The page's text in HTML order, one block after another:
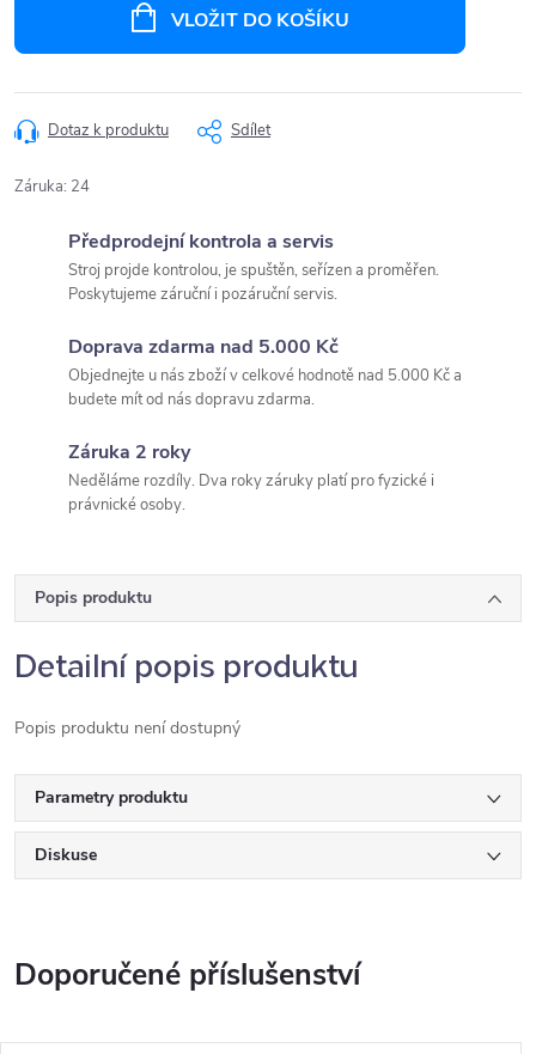
VLOŽIT DO KOŠÍKU
Dotaz k produktu Sdílet
Záruka: 24
Předprodejní kontrola a servis
Stroj projde kontrolou, je spuštěn, seřízen a proměřen.
Poskytujeme záruční i pozáruční servis.
Doprava zdarma nad 5.000 Kč
Objednejte u nás zboží v celkové hodnotě nad 5.000 Kč a
budete mít od nás dopravu zdarma.
Záruka 2 roky
Neděláme rozdíly. Dva roky záruky platí pro fyzické i
právnické osoby.
Popis produktu
Detailní popis produktu
Popis produktu není dostupný
Parametry produktu
Diskuse